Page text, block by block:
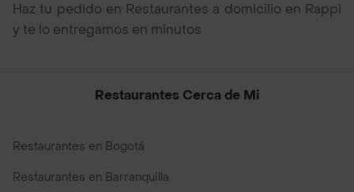
Haz tu pedido en Restaurantes a domicilio en Rappi
y te lo entregamos en minutos
Restaurantes Cerca de Mi
Restaurantes en Bogotá
Restaurantes en Barranquilla